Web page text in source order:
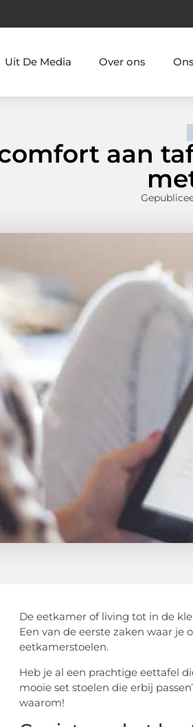
Uit De Media Over ons
aan
De eetkamer of living tot in de
Een van de eerste zaken waar je
eetkamerstoelen.
Heb je al een prachtige eettafel
mooie set stoelen die erbij
waarom!